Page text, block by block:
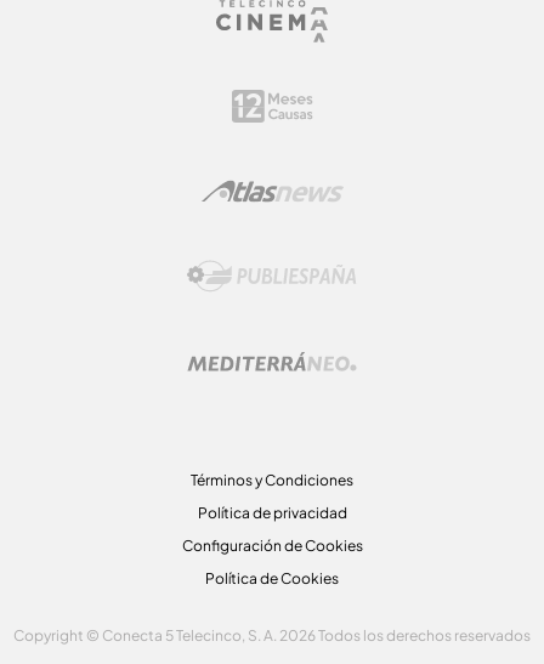
Términos y Condiciones
Política de privacidad
Configuración de Cookies
Política de Cookies
Copyright © Conecta 5 Telecinco, S. A. 2026 Todos los derechos reservados